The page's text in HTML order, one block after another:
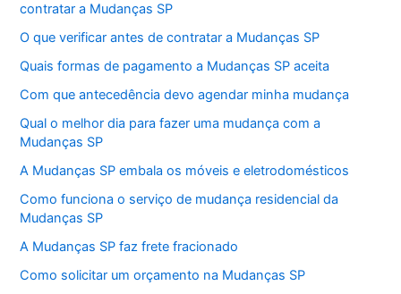
contratar a Mudanças SP
O que verificar antes de contratar a Mudanças SP
Quais formas de pagamento a Mudanças SP aceita
Com que antecedência devo agendar minha mudança
Qual o melhor dia para fazer uma mudança com a
Mudanças SP
A Mudanças SP embala os móveis e eletrodomésticos
Como funciona o serviço de mudança residencial da
Mudanças SP
A Mudanças SP faz frete fracionado
Como solicitar um orçamento na Mudanças SP